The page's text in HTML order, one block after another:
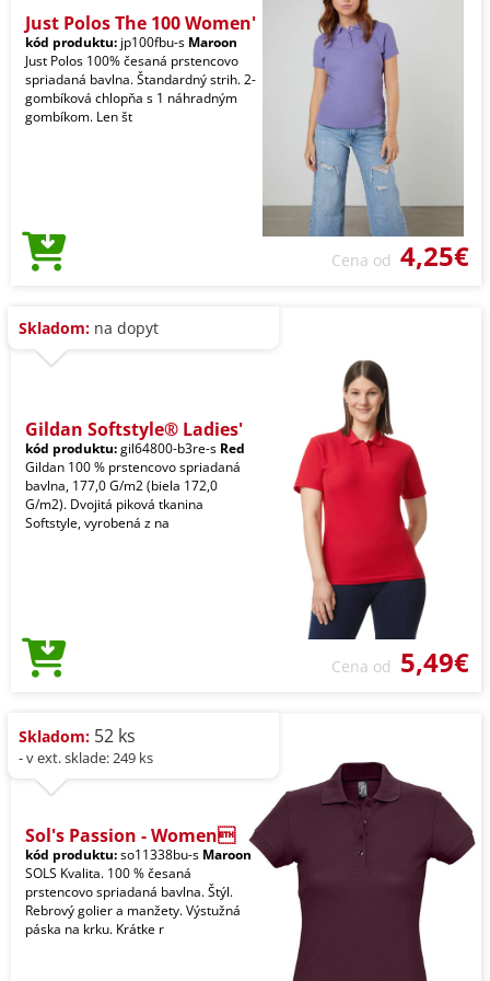
Just Polos The 100 Women'
kód produktu: jp100fbu-s Maroon
Just Polos 100% česaná prstencovo
spriadaná bavlna. Štandardný strih. 2-
gombíková chlopňa s 1 náhradným
gombíkom. Len št
Cena od 4,25€
Skladom: na dopyt
Gildan Softstyle® Ladies'
kód produktu:gil64800-b3re-s Red
Gildan 100 % prstencovo spriadaná
bavlna, 177,0 G/m2 (biela 172,0
G/m2). Dvojitá piková tkanina
Softstyle, vyrobená z na
Cena od 5,49€
Skladom: 52 ks
- v ext. sklade: 249 ks
Sol's Passion - Women
kód produktu:so11338bu-s Maroon
SOLS Kvalita. 100 % česaná
prstencovo spriadaná bavlna. Štýl.
Rebrový golier a manžety. Výstužná
páska na krku. Krátke r